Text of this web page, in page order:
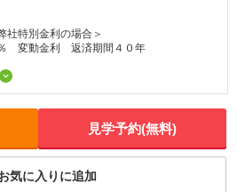
特別金利の場合＞
変動金利 返済期間４０年
見学予約(無料)
気に入りに追加